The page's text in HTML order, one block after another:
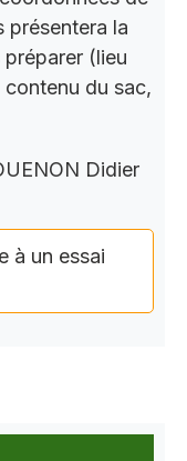
présentera la
(lieu
du sac,
Didier
à un essai